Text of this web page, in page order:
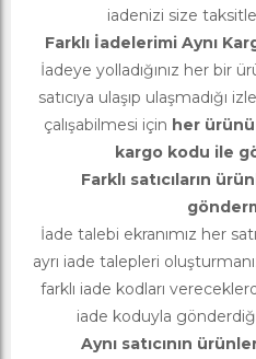
iadenizi size
Farklı İadelerimi Aynı
İadeye yolladığınız her bir
satıcıya ulaşıp ulaşmadığı
çalışabilmesi için her
kargo kodu ile
Farklı satıcıların
İade talebi ekranımız her
ayrı iade talepleri
farklı iade kodları
iade koduyla
Aynı satıcının